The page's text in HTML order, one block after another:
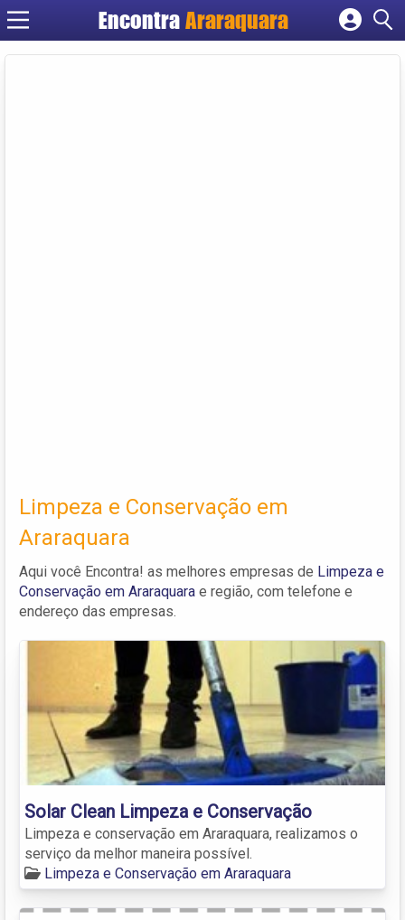
EncontraAraraquara
Cadastrar empresa
Limpeza e Conservação em
Araraquara
Aqui você Encontra! as melhores empresas de Limpeza e
Conservação em Araraquara e região, com telefone e
endereço das empresas.
Solar Clean Limpeza e Conservação
Limpeza e conservação em Araraquara, realizamos o
serviço da melhor maneira possível.
Limpeza e Conservação em Araraquara